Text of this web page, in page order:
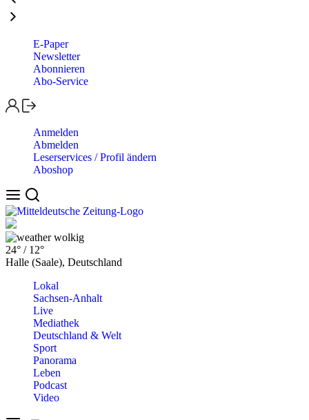
E-Paper
Newsletter
Abonnieren
Abo-Service
Anmelden
Abmelden
Leserservices / Profil ändern
Aboshop
wolkig
24° / 12°
Halle (Saale), Deutschland
Lokal
Sachsen-Anhalt
Live
Mediathek
Deutschland & Welt
Sport
Panorama
Leben
Podcast
Video